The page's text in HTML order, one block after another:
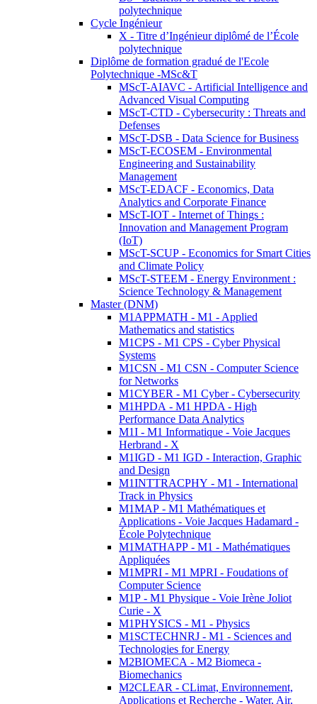
polytechnique
Cycle Ingénieur
X - Titre d’Ingénieur diplômé de l’École
polytechnique
Diplôme de formation gradué de l'Ecole
Polytechnique -MSc&T
MScT-AIAVC - Artificial Intelligence and
Advanced Visual Computing
MScT-CTD - Cybersecurity : Threats and
Defenses
MScT-DSB - Data Science for Business
MScT-ECOSEM - Environmental
Engineering and Sustainability
Management
MScT-EDACF - Economics, Data
Analytics and Corporate Finance
MScT-IOT - Internet of Things :
Innovation and Management Program
(IoT)
MScT-SCUP - Economics for Smart Cities
and Climate Policy
MScT-STEEM - Energy Environment :
Science Technology & Management
Master (DNM)
M1APPMATH - M1 - Applied
Mathematics and statistics
M1CPS - M1 CPS - Cyber Physical
Systems
M1CSN - M1 CSN - Computer Science
for Networks
M1CYBER - M1 Cyber - Cybersecurity
M1HPDA - M1 HPDA - High
Performance Data Analytics
M1I - M1 Informatique - Voie Jacques
Herbrand - X
M1IGD - M1 IGD - Interaction, Graphic
and Design
M1INTTRACPHY - M1 - International
Track in Physics
M1MAP - M1 Mathématiques et
Applications - Voie Jacques Hadamard -
École Polytechnique
M1MATHAPP - M1 - Mathématiques
Appliquées
M1MPRI - M1 MPRI - Foudations of
Computer Science
M1P - M1 Physique - Voie Irène Joliot
Curie - X
M1PHYSICS - M1 - Physics
M1SCTECHNRJ - M1 - Sciences and
Technologies for Energy
M2BIOMECA - M2 Biomeca -
Biomechanics
M2CLEAR - CLimat, Environnement,
Applications et Recherche - Water, Air,